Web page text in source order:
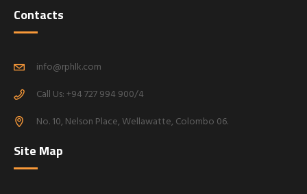
Contacts
info@rphlk.com
Call Us: +94 727 994 900/4
No. 10, Nelson Place, Wellawatte, Colombo 06.
Site Map